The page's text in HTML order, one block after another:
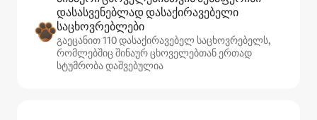
დასასვენებლად დასაქირავებელი
საცხოვრებლები
გაეცანით 110 დასაქირავებელ საცხოვრებელს,
რომლებშიც შინაურ ცხოველებთან ერთად
სტუმრობა დაშვებულია